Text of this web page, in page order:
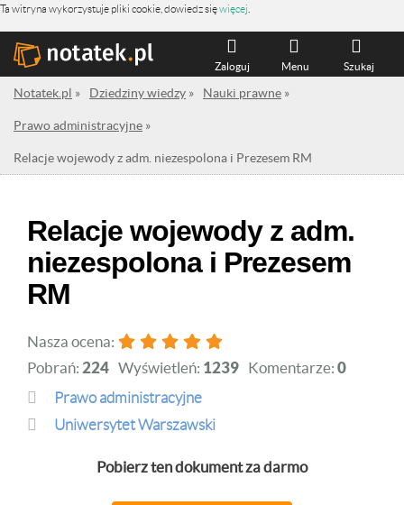
Ta witryna wykorzystuje pliki cookie, dowiedz sięwięcej
Szukaj
Menu
Zaloguj
Notatek.pl » Dziedziny wiedzy » Nauki prawne »
Prawo administracyjne »
Relacje wojewody z adm. niezespolona i Prezesem RM
Relacje wojewody z adm.
niezespolona i Prezesem
RM
Nasza ocena:
Pobrań: 224 Wyświetleń: 1239 Komentarze: 0
Prawo administracyjne
Uniwersytet Warszawski
Pobierz ten dokument za darmo